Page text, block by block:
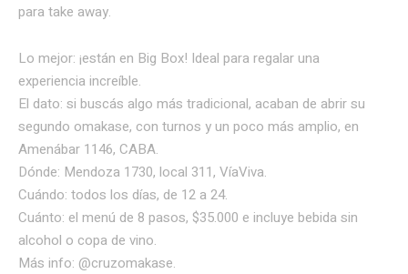
para take away.
Lo mejor: ¡están en Big Box! Ideal para regalar una
experiencia increíble.
El dato: si buscás algo más tradicional, acaban de abrir su
segundo omakase, con turnos y un poco más amplio, en
Amenábar 1146, CABA.
Dónde: Mendoza 1730, local 311, VíaViva.
Cuándo: todos los días, de 12 a 24.
Cuánto: el menú de 8 pasos, $35.000 e incluye bebida sin
alcohol o copa de vino.
Más info: @cruzomakase.